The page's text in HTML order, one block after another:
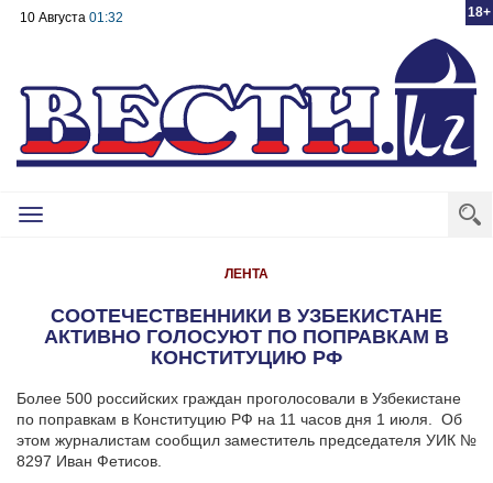
18+
10 Августа 01:32
Toggle
ЛЕНТА
СООТЕЧЕСТВЕННИКИ В УЗБЕКИСТАНЕ
АКТИВНО ГОЛОСУЮТ ПО ПОПРАВКАМ В
КОНСТИТУЦИЮ РФ
Более 500 российских граждан проголосовали в Узбекистане
по поправкам в Конституцию РФ на 11 часов дня 1 июля. Об
этом журналистам сообщил заместитель председателя УИК №
8297 Иван Фетисов.